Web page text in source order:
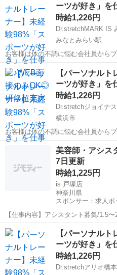
ーツが好き」を
時給1,226円
Dr.stretchMARK IS
みなとみらい駅
お客様は体の不調に悩む会社員から
サーなど様々！ ストレッチを通して
たり ボディメイクやコンディショニングを行
> ▼受付 ▼ヒアリングシート...
神奈川 横浜市 みなとみらい駅
【パーソナル
ーツが好き」を
時給1,226円
Dr.stretchジョイナ
横浜市
お客様は体の不調に悩む会社員から
サーなど様々！ ストレッチを通して
たり ボディメイクやコンディショニングを行
> ▼受付 ▼ヒアリングシート...
横浜市 エステ
美容師・アシス
7日更新
時給1,225円
is 戸塚店
神奈川県
スポンサー：求人ボ
【仕事内容】アシスタント募集/1.5
ら学べる育成サロン <募集職種> 美
全般をお任せします! スタイリスト
らデビューに必要なスキ...
アルバイト・パート
【パーソナル
ーツが好き」を
時給1,226円
Dr.stretchアリオ橋